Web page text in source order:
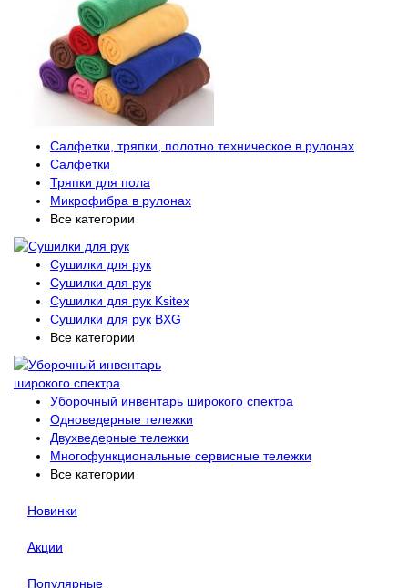
Салфетки, тряпки, полотно техническое в рулонах
Салфетки
Тряпки для пола
Микрофибра в рулонах
Все категории
Сушилки для рук
Сушилки для рук
Сушилки для рук Ksitex
Сушилки для рук BXG
Все категории
Уборочный инвентарь широкого спектра
Одноведерные тележки
Двухведерные тележки
Многофункциональные сервисные тележки
Все категории
Новинки
Акции
Популярные